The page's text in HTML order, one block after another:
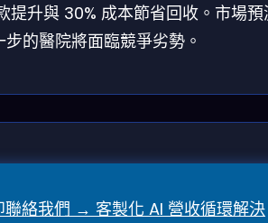
提升與 30% 成本節省回收。市場預
步的醫院將面臨競爭劣勢。
聯絡我們 → 客製化 AI 營收循環解決